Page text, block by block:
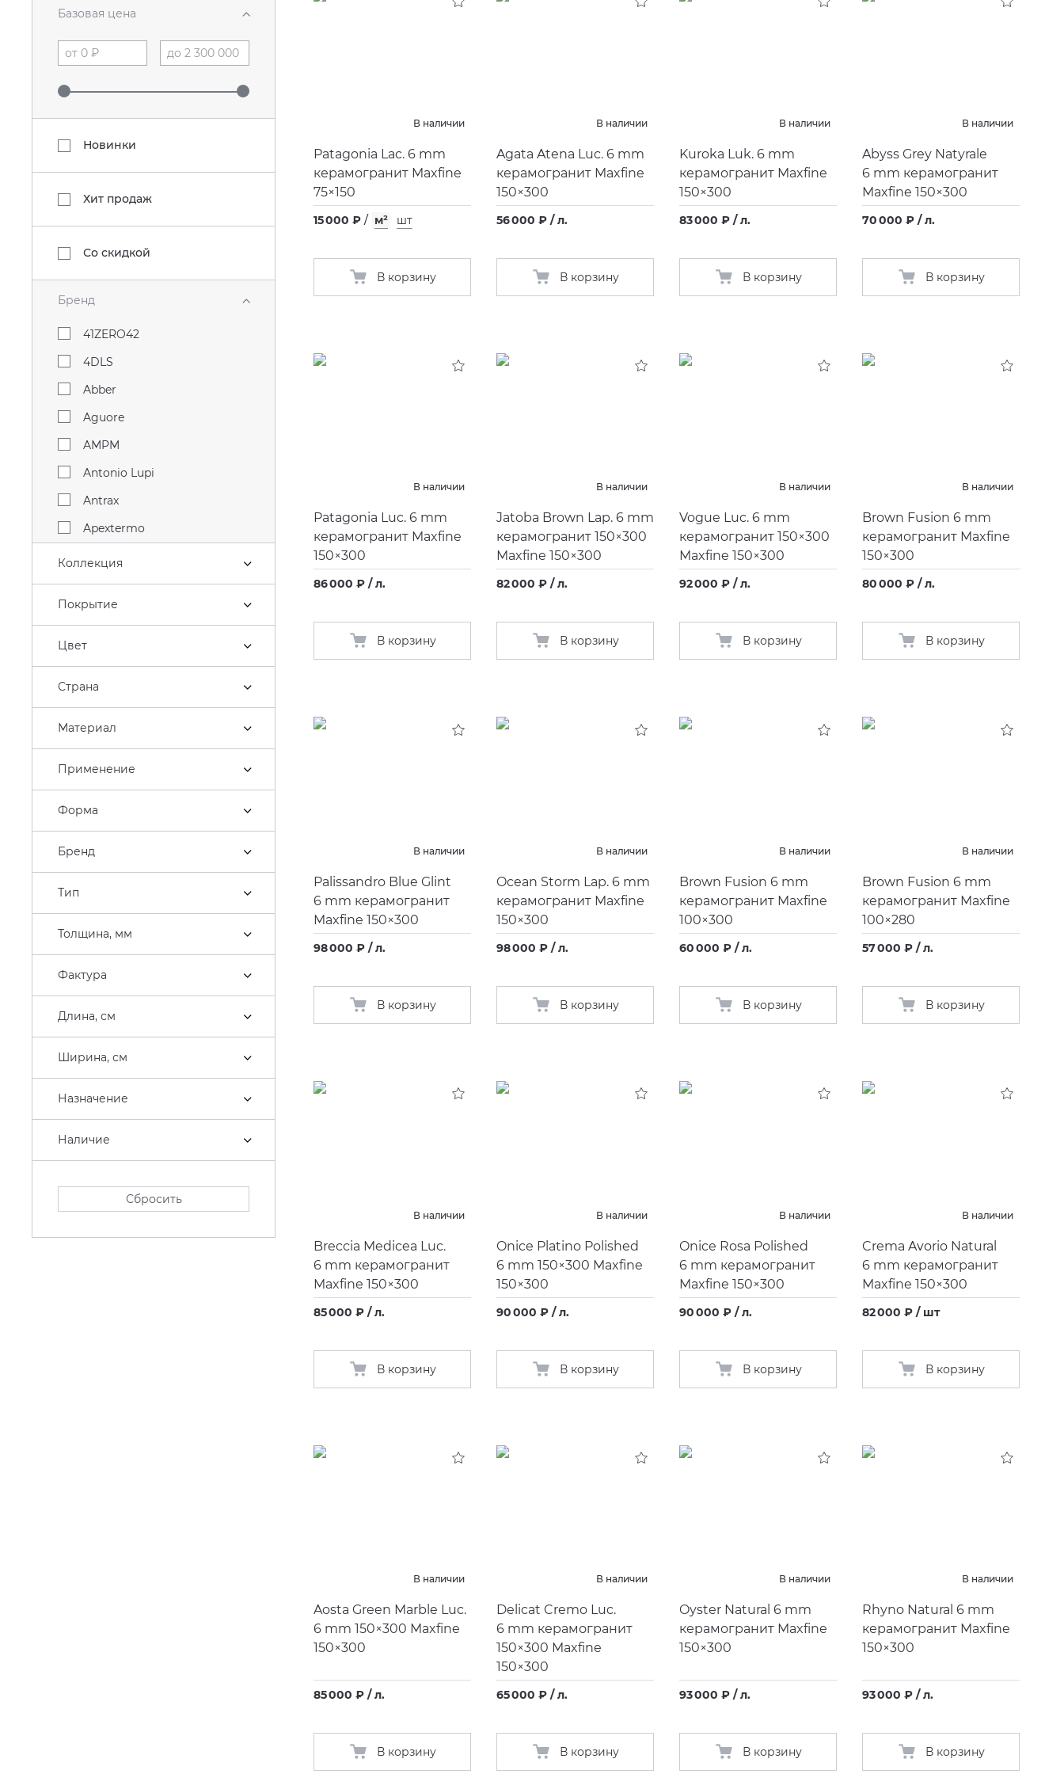
Базовая цена
Новинки
Хит продаж
Со скидкой
Бренд
41ZERO42
4DLS
Abber
Aguore
AMPM
Antonio Lupi
Antrax
Apextermo
Arklam
Artceram
Atlas Concorde
Azario
Bathco
Belux
Bertocci
Bette
Blue Provance
Bossini
Broner
Burgbad
Butech
Caiman
Caprigo
Carisa
Cielo
Cisal
Коллекция
Покрытие
Цвет
Страна
Материал
Применение
Форма
Бренд
Тип
Толщина, мм
Фактура
Длина, см
Ширина, см
Назначение
Наличие
Сбросить
В наличии
Patagonia Lac. 6 mm
керамогранит Maxfine
75×150
15 000 ₽ / м² шт
В корзину
В наличии
Agata Atena Luc. 6 mm
керамогранит Maxfine
150×300
56 000 ₽ / л.
В корзину
В наличии
Kuroka Luk. 6 mm
керамогранит Maxfine
150×300
83 000 ₽ / л.
В корзину
В наличии
Abyss Grey Natyrale
6 mm керамогранит
Maxfine 150×300
70 000 ₽ / л.
В корзину
В наличии
Patagonia Luc. 6 mm
керамогранит Maxfine
150×300
86 000 ₽ / л.
В корзину
В наличии
Jatoba Brown Lap. 6 mm
керамогранит 150×300
Maxfine 150×300
82 000 ₽ / л.
В корзину
В наличии
Vogue Luc. 6 mm
керамогранит 150×300
Maxfine 150×300
92 000 ₽ / л.
В корзину
В наличии
Brown Fusion 6 mm
керамогранит Maxfine
150×300
80 000 ₽ / л.
В корзину
В наличии
Palissandro Blue Glint
6 mm керамогранит
Maxfine 150×300
98 000 ₽ / л.
В корзину
В наличии
Ocean Storm Lap. 6 mm
керамогранит Maxfine
150×300
98 000 ₽ / л.
В корзину
В наличии
Brown Fusion 6 mm
керамогранит Maxfine
100×300
60 000 ₽ / л.
В корзину
В наличии
Brown Fusion 6 mm
керамогранит Maxfine
100×280
57 000 ₽ / л.
В корзину
В наличии
Breccia Medicea Luc.
6 mm керамогранит
Maxfine 150×300
85 000 ₽ / л.
В корзину
В наличии
Onice Platino Polished
6 mm 150×300 Maxfine
150×300
90 000 ₽ / л.
В корзину
В наличии
Onice Rosa Polished
6 mm керамогранит
Maxfine 150×300
90 000 ₽ / л.
В корзину
В наличии
Crema Avorio Natural
6 mm керамогранит
Maxfine 150×300
82 000 ₽ / шт
В корзину
В наличии
Aosta Green Marble Luc.
6 mm 150×300 Maxfine
150×300
85 000 ₽ / л.
В корзину
В наличии
Delicat Cremo Luc.
6 mm керамогранит
150×300 Maxfine
150×300
65 000 ₽ / л.
В корзину
В наличии
Oyster Natural 6 mm
керамогранит Maxfine
150×300
93 000 ₽ / л.
В корзину
В наличии
Rhyno Natural 6 mm
керамогранит Maxfine
150×300
93 000 ₽ / л.
В корзину